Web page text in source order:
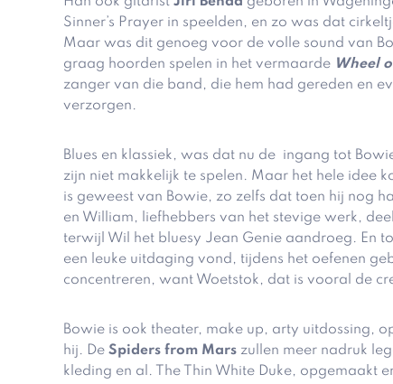
Sinner’s Prayer in speelden, en zo was dat
Maar was dit genoeg voor de volle sound van
graag hoorden spelen in het vermaarde Wheel
zanger van die band, die hem had gereden en
verzorgen.
Blues en klassiek, was dat nu de ingang tot
zijn niet makkelijk te spelen. Maar het hele idee
is geweest van Bowie, zo zelfs dat toen hij nog
en William, liefhebbers van het stevige werk,
terwijl Wil het bluesy Jean Genie aandroeg. En
een leuke uitdaging vond, tijdens het oefenen
concentreren, want Woetstok, dat is vooral de
Bowie is ook theater, make up, arty uitdossing,
hij. DeSpiders from Mars zullen meer nadruk
kleding en al. The Thin White Duke, opgemaakt